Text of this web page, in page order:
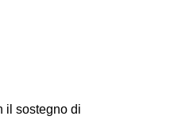
il sostegno di